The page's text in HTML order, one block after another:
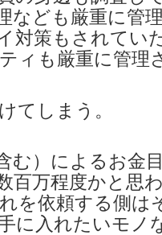
なども厳重に管
対策もされてい
ィも厳重に管理
てしまう。
む）によるお金
百万程度かと思
を依頼する側は
に入れたいモノ